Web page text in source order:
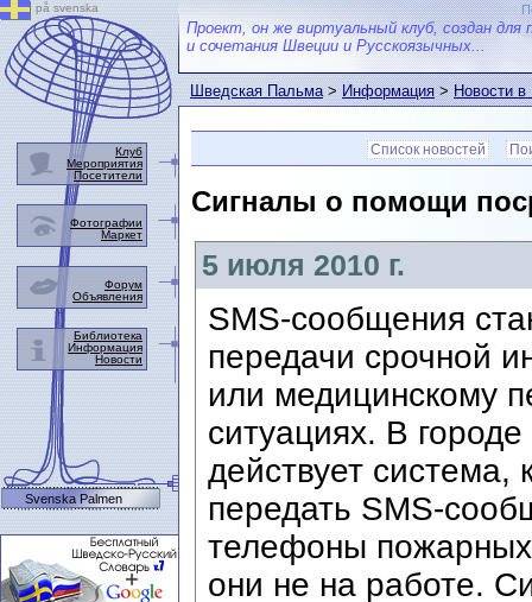
Проект, он же виртуальный клуб, создан для
и сочетания Швеции и Русскоязычных...
Шведская Пальма>Информация>Новости
Список новостей
Сигналы о помощи
5 июля 2010 г.
SMS-сообщения
передачи срочной
или медицинскому
ситуациях. В
действует система,
передать SMS-
телефоны
они не на работе.
på svenska
Клуб
Мероприятия
Посетители
Фотографии
Маркет
Форум
Объявления
Библиотека
Информация
Новости
Svenska Palmen